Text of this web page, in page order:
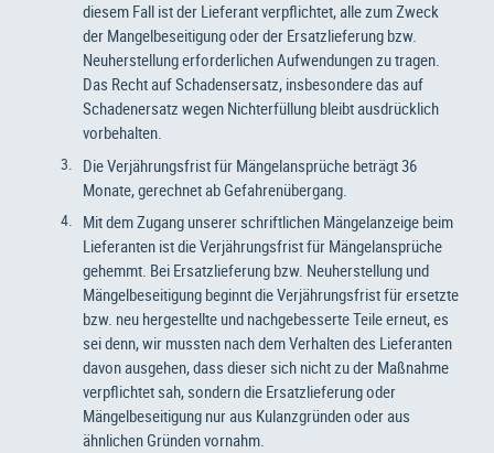
diesem Fall ist der Lieferant verpflichtet, alle zum Zweck
der Mangelbeseitigung oder der Ersatzlieferung bzw.
Neuherstellung erforderlichen Aufwendungen zu tragen.
Das Recht auf Schadensersatz, insbesondere das auf
Schadenersatz wegen Nichterfüllung bleibt ausdrücklich
vorbehalten.
Die Verjährungsfrist für Mängelansprüche beträgt 36
Monate, gerechnet ab Gefahrenübergang.
Mit dem Zugang unserer schriftlichen Mängelanzeige beim
Lieferanten ist die Verjährungsfrist für Mängelansprüche
gehemmt. Bei Ersatzlieferung bzw. Neuherstellung und
Mängelbeseitigung beginnt die Verjährungsfrist für ersetzte
bzw. neu hergestellte und nachgebesserte Teile erneut, es
sei denn, wir mussten nach dem Verhalten des Lieferanten
davon ausgehen, dass dieser sich nicht zu der Maßnahme
verpflichtet sah, sondern die Ersatzlieferung oder
Mängelbeseitigung nur aus Kulanzgründen oder aus
ähnlichen Gründen vornahm.